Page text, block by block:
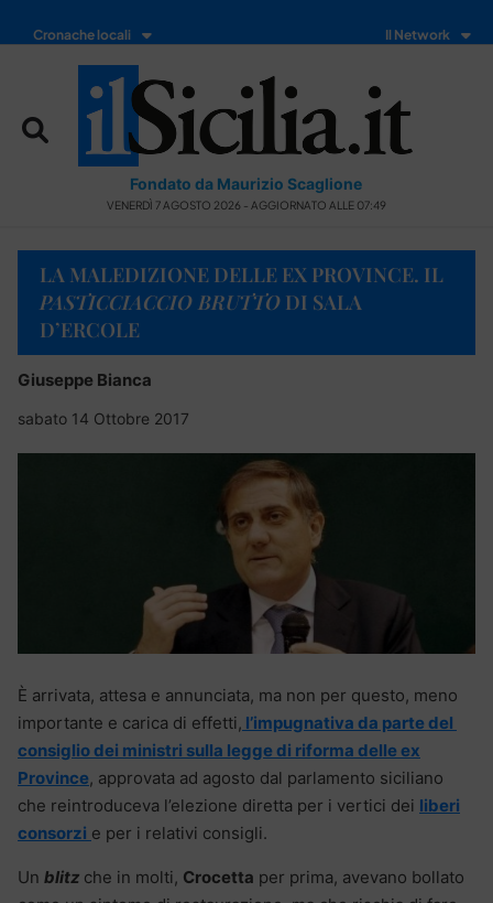
Cronache locali Il Network
Fondato da Maurizio Scaglione
VENERDÌ 7 AGOSTO 2026 - AGGIORNATO ALLE 07:49
LA MALEDIZIONE DELLE EX PROVINCE. IL
PASTICCIACCIO BRUTTO DI SALA
D’ERCOLE
Giuseppe Bianca
sabato 14 Ottobre 2017
È arrivata, attesa e annunciata, ma non per questo, meno
importante e carica di effetti, l’impugnativa da parte del
consiglio dei ministri sulla legge di riforma delle ex
Province, approvata ad agosto dal parlamento siciliano
che reintroduceva l’elezione diretta per i vertici dei liberi
consorzi e per i relativi consigli.
Un blitz che in molti, Crocetta per prima, avevano bollato